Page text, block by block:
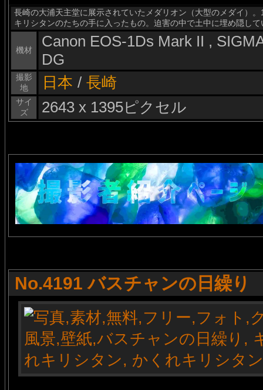
長崎の大浦天主堂に展示されていたメダリオン（大型のメダイ）
キリシタンのたちの手に入ったもの。迫害の中で土中に埋め隠し
機材
Canon EOS-1Ds Mark II ,
DG
撮影
地
日本 / 長崎
サイ
ズ
2643 x 1395ピクセル
No.4191 バスチャンの日繰り